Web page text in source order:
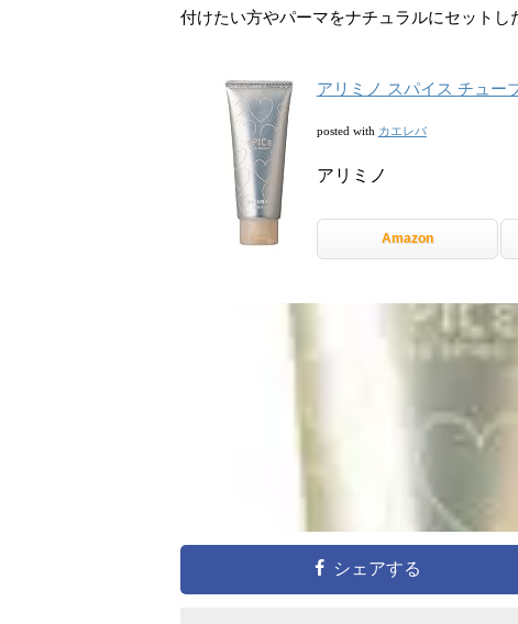
付けたい方やパーマをナチュラルにセットし
アリミノ スパイス チュー
posted with カエレバ
アリミノ
Amazon
シェアする